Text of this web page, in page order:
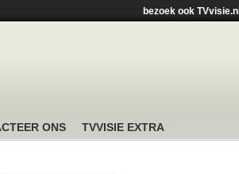
bezoek ook TVvisie.nl
ONS TVVISIE EXTRA